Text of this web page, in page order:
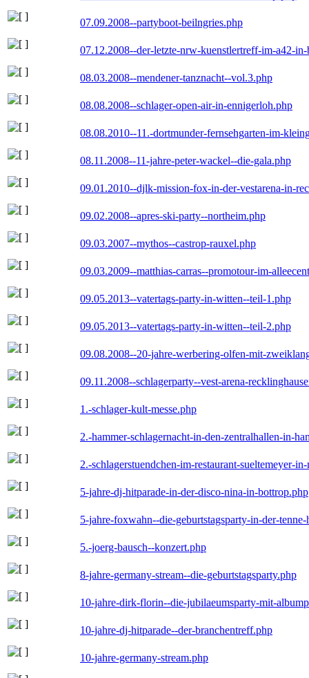
07.09.2008--partyboot-beilngries.php
07.12.2008--der-letzte-nrw-kuenstlertreff-im-a42-
08.03.2008--mendener-tanznacht--vol.3.php
08.08.2008--schlager-open-air-in-ennigerloh.php
08.08.2010--11.-dortmunder-fernsehgarten-im-
08.11.2008--11-jahre-peter-wackel--die-gala.php
09.01.2010--djlk-mission-fox-in-der-vestarena-in-
09.02.2008--apres-ski-party--northeim.php
09.03.2007--mythos--castrop-rauxel.php
09.03.2009--matthias-carras--promotour-im-
09.05.2013--vatertags-party-in-witten--teil-1.php
09.05.2013--vatertags-party-in-witten--teil-2.php
09.08.2008--20-jahre-werbering-olfen-mit-
09.11.2008--schlagerparty--vest-arena-
1.-schlager-kult-messe.php
2.-hammer-schlagernacht-in-den-zentralhallen-in-
2.-schlagerstuendchen-im-restaurant-sueltemeyer-
5-jahre-dj-hitparade-in-der-disco-nina-in-bottrop.php
5-jahre-foxwahn--die-geburtstagsparty-in-der-tenne-
5.-joerg-bausch--konzert.php
8-jahre-germany-stream--die-geburtstagsparty.php
10-jahre-dirk-florin--die-jubilaeumsparty-mit-
10-jahre-dj-hitparade--der-branchentreff.php
10-jahre-germany-stream.php